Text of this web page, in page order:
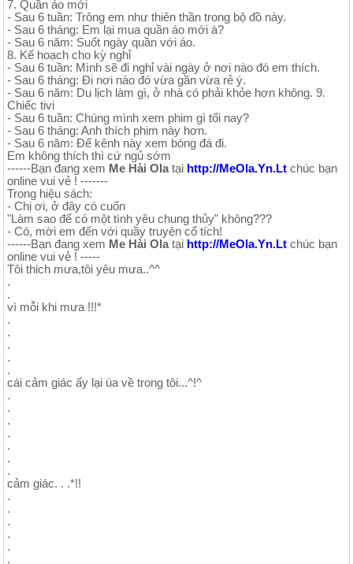
7. Quần áo mới
- Sau 6 tuần: Trông em như thiên thần trong bộ đồ này.
- Sau 6 tháng: Em lại mua quần áo mới à?
- Sau 6 năm: Suốt ngày quần với áo.
8. Kế hoạch cho kỳ nghỉ
- Sau 6 tuần: Mình sẽ đi nghỉ vài ngày ở nơi nào đó em thích.
- Sau 6 tháng: Đi nơi nào đó vừa gần vừa rẻ ý.
- Sau 6 năm: Du lịch làm gì, ở nhà có phải khỏe hơn không. 9.
Chiếc tivi
- Sau 6 tuần: Chúng mình xem phim gì tối nay?
- Sau 6 tháng: Anh thích phim này hơn.
- Sau 6 năm: Để kênh này xem bóng đá đi.
Em không thích thì cứ ngủ sớm
------Bạn đang xem Me Hài Ola tại http://MeOla.Yn.Lt chúc bạn
online vui vẻ ! -------
Trong hiệu sách:
- Chị ơi, ở đây có cuốn
"Làm sao để có một tình yêu chung thủy" không???
- Có, mời em đến với quầy truyện cổ tích!
------Bạn đang xem Me Hài Ola tại http://MeOla.Yn.Lt chúc bạn
online vui vẻ ! -----
Tôi thich mưa,tôi yêu mưa..^^
.
.
vì mỗi khi mưa !!!*
.
.
.
.
.
cái cảm giác ấy lại ùa về trong tôi...^!^
.
.
.
.
.
.
.
cảm giác. . .*!!
.
.
.
.
.
.